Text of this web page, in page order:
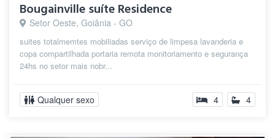
Bougainville suíte Residence
Setor Oeste, Goiânia - GO
suites totalmemtes mobiliadas serviço de limpesa lavanderia e
copa compartilhada portaria remota monitoriamento e segurança
24hs no setor mais nobr...
Qualquer sexo 4 4